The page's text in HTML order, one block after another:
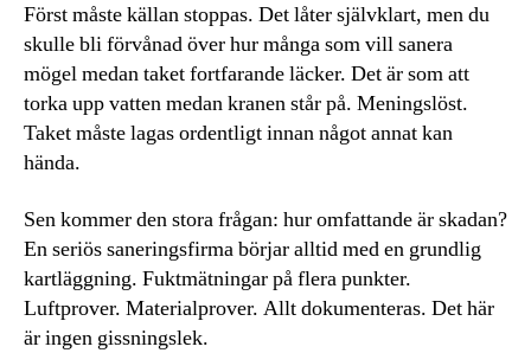
Först måste källan stoppas. Det låter självklart, men du
skulle bli förvånad över hur många som vill sanera
mögel medan taket fortfarande läcker. Det är som att
torka upp vatten medan kranen står på. Meningslöst.
Taket måste lagas ordentligt innan något annat kan
hända.
Sen kommer den stora frågan: hur omfattande är skadan?
En seriös saneringsfirma börjar alltid med en grundlig
kartläggning. Fuktmätningar på flera punkter.
Luftprover. Materialprover. Allt dokumenteras. Det här
är ingen gissningslek.